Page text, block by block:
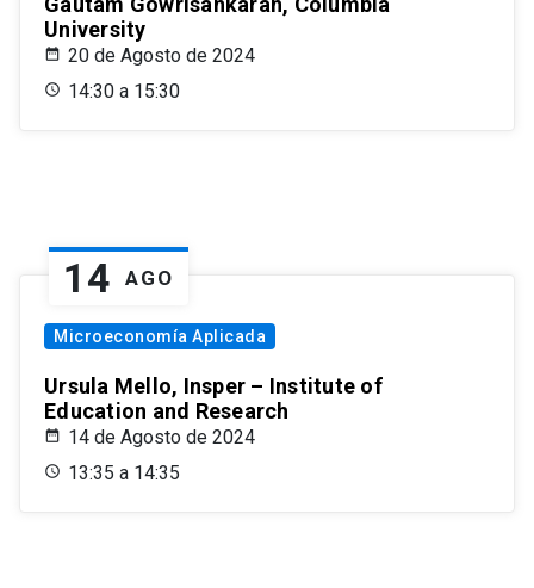
University
20 de Agosto de 2024
14:30 a 15:30
14 AGO
Microeconomía Aplicada
Ursula Mello, Insper – Institute of
Education and Research
14 de Agosto de 2024
13:35 a 14:35